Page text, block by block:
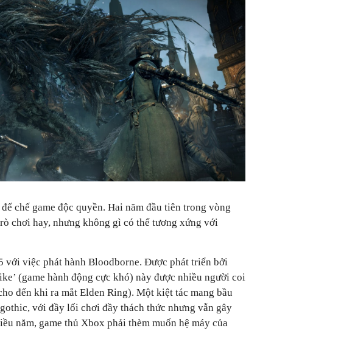
chế game độc quyền. Hai năm đầu tiên trong vòng
chơi hay, nhưng không gì có thể tương xứng với
với việc phát hành Bloodborne. Được phát triển bởi
(game hành động cực khó) này được nhiều người coi
đến khi ra mắt Elden Ring). Một kiệt tác mang bầu
với đầy lối chơi đầy thách thức nhưng vẫn gây
năm, game thủ Xbox phải thèm muốn hệ máy của